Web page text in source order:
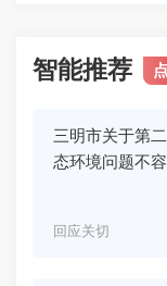
智能推荐
三明市关于第
态环境问题不
回应关切